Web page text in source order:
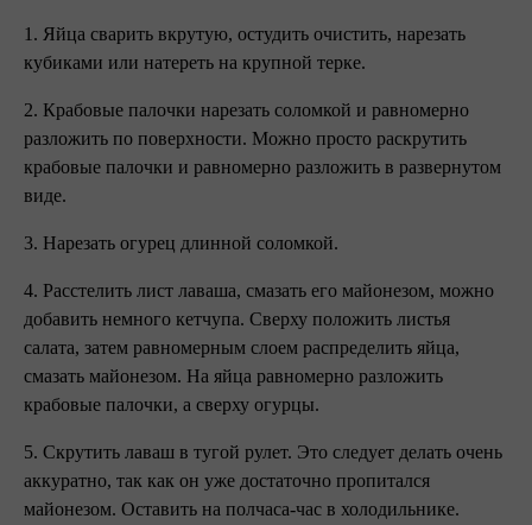
1. Яйца сварить вкрутую, остудить очистить, нарезать
кубиками или натереть на крупной терке.
2. Крабовые палочки нарезать соломкой и равномерно
разложить по поверхности. Можно просто раскрутить
крабовые палочки и равномерно разложить в развернутом
виде.
3. Нарезать огурец длинной соломкой.
4. Расстелить лист лаваша, смазать его майонезом, можно
добавить немного кетчупа. Сверху положить листья
салата, затем равномерным слоем распределить яйца,
смазать майонезом. На яйца равномерно разложить
крабовые палочки, а сверху огурцы.
5. Скрутить лаваш в тугой рулет. Это следует делать очень
аккуратно, так как он уже достаточно пропитался
майонезом. Оставить на полчаса-час в холодильнике.